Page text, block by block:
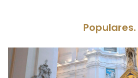
Populares.